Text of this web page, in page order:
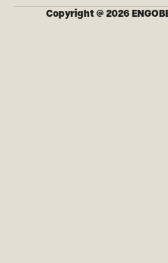
Copyright @ 2026